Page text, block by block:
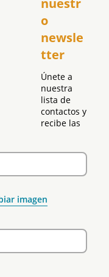
nuestr
o
newsle
tter
Únete a
nuestra
lista de
contactos y
recibe las
imagen